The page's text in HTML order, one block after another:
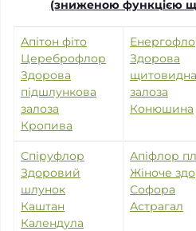
(зниженою функцією
Апітон фіто
Цереброфлор
Здорова
підшлункова
залоза
Кропива
Здорова
щитовидна
залоза
Конюшина
Спіруфлор
Здоровий
шлунок
Каштан
Календула
Апіфлор
Жіноче
Софора
Астрагал